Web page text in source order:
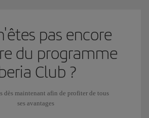
pas encore
du programme
Club ?
dès maintenant afin de profiter de tous
ses avantages